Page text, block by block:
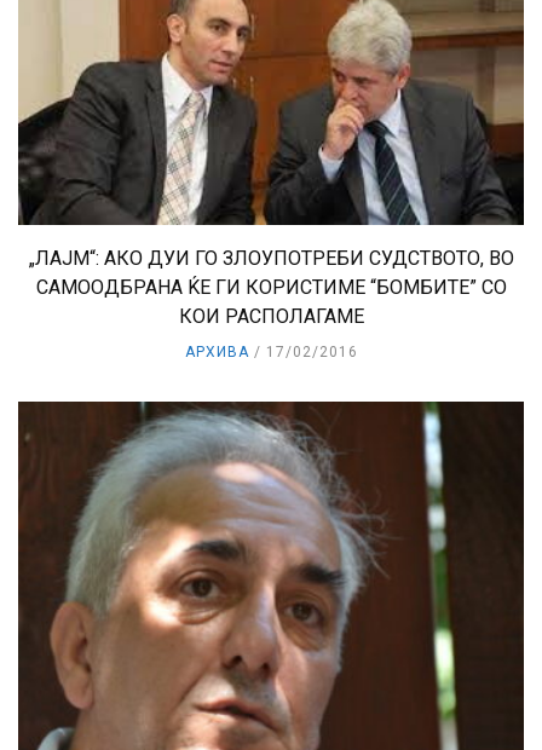
„ЛАЈМ“: АКО ДУИ ГО ЗЛОУПОТРЕБИ СУДСТВОТО, ВО
САМООДБРАНА ЌЕ ГИ КОРИСТИМЕ “БОМБИТЕ” СО
КОИ РАСПОЛАГАМЕ
АРХИВА 17/02/2016